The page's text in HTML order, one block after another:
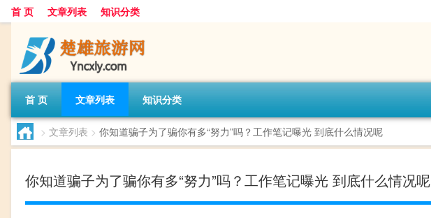
首 页 文章列表 知识分类
首 页 文章列表 知识分类
> 文章列表 > 你知道骗子为了骗你有多“努力”吗？工作笔记曝光 到底什么情况呢
你知道骗子为了骗你有多“努力”吗？工作笔记曝光 到底什么情况呢